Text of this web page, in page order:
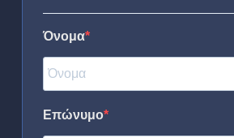
Όνομα
Επώνυμο